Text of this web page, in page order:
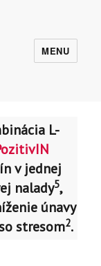
MENU
L-
v jednej
nalady5,
únavy
stresom2.